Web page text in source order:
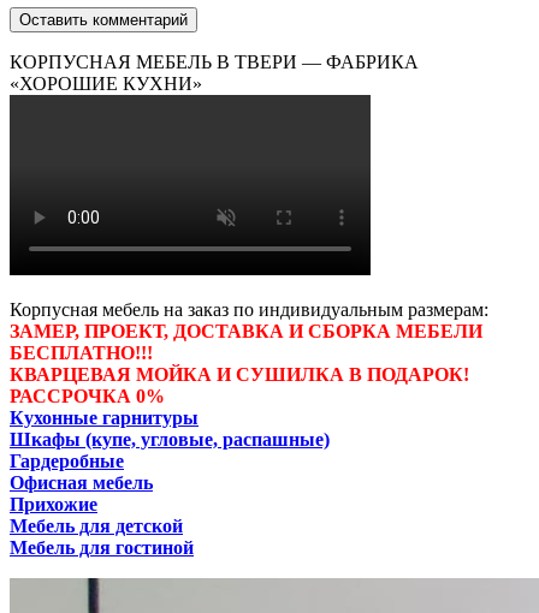
КОРПУСНАЯ МЕБЕЛЬ В ТВЕРИ — ФАБРИКА
«ХОРОШИЕ КУХНИ»
Корпусная мебель на заказ по индивидуальным размерам:
ЗАМЕР, ПРОЕКТ, ДОСТАВКА И СБОРКА МЕБЕЛИ
БЕСПЛАТНО!!!
КВАРЦЕВАЯ МОЙКА И СУШИЛКА В ПОДАРОК!
РАССРОЧКА 0%
Кухонные гарнитуры
Шкафы (купе, угловые, распашные)
Гардеробные
Офисная мебель
Прихожие
Мебель для детской
Мебель для гостиной